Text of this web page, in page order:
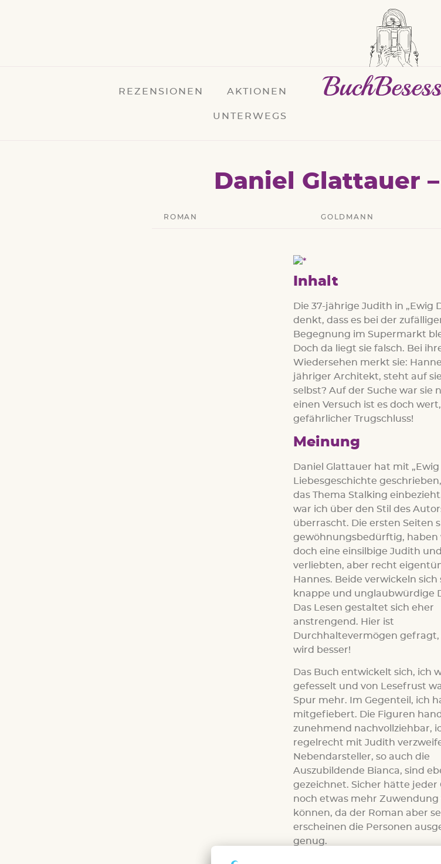
REZENSIONEN AKTIONEN
UNTERWEGS
Daniel Glattauer
ROMAN GOLDMANN
Inhalt
Die 37-jährige Judith in „Ewig
denkt, dass es bei der
Begegnung im Supermarkt
Doch da liegt sie falsch. Bei
Wiedersehen merkt sie:
jähriger Architekt, steht auf
selbst? Auf der Suche war sie
einen Versuch ist es doch
gefährlicher Trugschluss!
Meinung
Daniel Glattauer hat mit „Ewig
Liebesgeschichte
das Thema Stalking
war ich über den Stil des
überrascht. Die ersten Seiten
gewöhnungsbedürftig, haben
doch eine einsilbige Judith
verliebten, aber recht
Hannes. Beide verwickeln sich
knappe und unglaubwürdige
Das Lesen gestaltet sich eher
anstrengend. Hier ist
Durchhaltevermögen gefragt,
wird besser!
Das Buch entwickelt sich, ich
gefesselt und von Lesefrust
Spur mehr. Im Gegenteil, ich
mitgefiebert. Die Figuren
zunehmend nachvollziehbar,
regelrecht mit Judith
Nebendarsteller, so auch die
Auszubildende Bianca, sind
gezeichnet. Sicher hätte jeder
noch etwas mehr
können, da der Roman aber
erscheinen die Personen
genug.